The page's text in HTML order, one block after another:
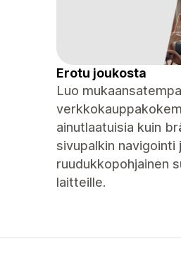
Erotu joukosta
Luo
ainutlaatuisia kuin
sivupalkin navigointi
ruudukkopohjainen
laitteille.